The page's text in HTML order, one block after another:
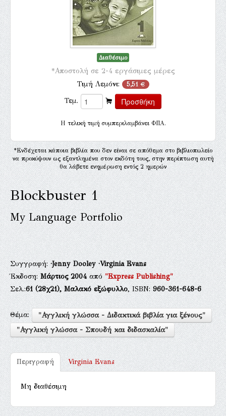
Διαθέσιμο
*Αποστολή σε 2-4 εργάσιμες μέρες
Τιμή Λεμόνι: 5,51 €
Τεμ.
H τελική τιμή συμπεριλαμβάνει ΦΠΑ.
*Ενδέχεται κάποια βιβλία που δεν είναι σε απόθεμα στο βιβλιοπωλείο
να προκύψουν ως εξαντλημένα στον εκδότη τους, στην περίπτωση αυτή
θα λάβετε ενημέρωση εντός 2 ημερών
Blockbuster 1
My Language Portfolio
Συγγραφή:·Jenny Dooley·Virginia Evans
Έκδοση:Μάρτιος 2004από"Express Publishing"
Σελ.:61(28χ21), Μαλακό εξώφυλλο, ISBN:960-361-648-6
Θέμα:
"Αγγλική γλώσσα - Διδακτικά βιβλία για ξένους"
"Αγγλική γλώσσα - Σπουδή και διδασκαλία"
Περιγραφή Virginia Evans
Μη διαθέσιμη